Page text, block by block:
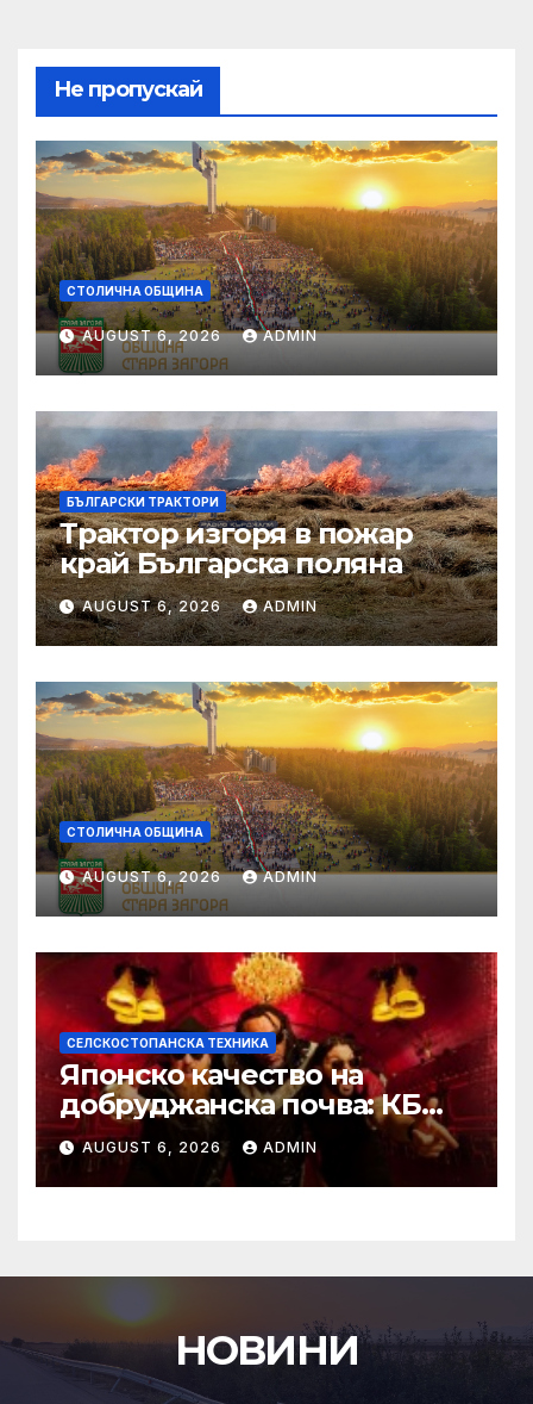
Не пропускай
СТОЛИЧНА ОБЩИНА
AUGUST 6, 2026 ADMIN
БЪЛГАРСКИ ТРАКТОРИ
Трактор изгоря в пожар
край Българска поляна
AUGUST 6, 2026 ADMIN
СТОЛИЧНА ОБЩИНА
AUGUST 6, 2026 ADMIN
СЕЛСКОСТОПАНСКА ТЕХНИКА
Японско качество на
добруджанска почва: КБ
Агротех представи
флагманите на Kubota на
„Ден на полето“
AUGUST 6, 2026 ADMIN
НОВИНИ